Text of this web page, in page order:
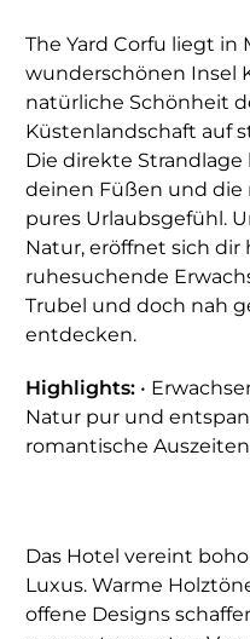
The Yard Corfu liegt in
wunderschönen Insel
natürliche Schönheit
Küstenlandschaft auf
Die direkte
deinen Füßen und die
pures Urlaubsgefühl.
Natur, eröffnet sich dir
ruhesuchende
Trubel und doch nah
entdecken.
Highlights: •
Natur pur und
romantische Auszeiten
Das Hotel vereint
Luxus. Warme
offene Designs